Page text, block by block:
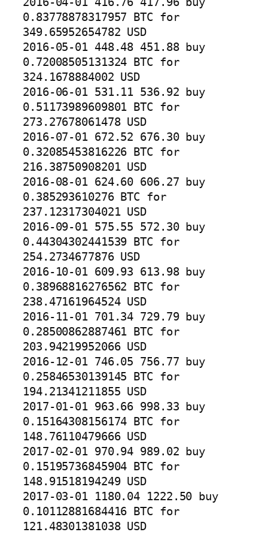
0.83778878317957 BTC for
349.65952654782 USD
2016-05-01 448.48 451.88 buy
0.72008505131324 BTC for
324.1678884002 USD
2016-06-01 531.11 536.92 buy
0.51173989609801 BTC for
273.27678061478 USD
2016-07-01 672.52 676.30 buy
0.32085453816226 BTC for
216.38750908201 USD
2016-08-01 624.60 606.27 buy
0.385293610276 BTC for
237.12317304021 USD
2016-09-01 575.55 572.30 buy
0.44304302441539 BTC for
254.2734677876 USD
2016-10-01 609.93 613.98 buy
0.38968816276562 BTC for
238.47161964524 USD
2016-11-01 701.34 729.79 buy
0.28500862887461 BTC for
203.94219952066 USD
2016-12-01 746.05 756.77 buy
0.25846530139145 BTC for
194.21341211855 USD
2017-01-01 963.66 998.33 buy
0.15164308156174 BTC for
148.76110479666 USD
2017-02-01 970.94 989.02 buy
0.15195736845904 BTC for
148.91518194249 USD
2017-03-01 1180.04 1222.50 buy
0.10112881684416 BTC for
121.48301381038 USD